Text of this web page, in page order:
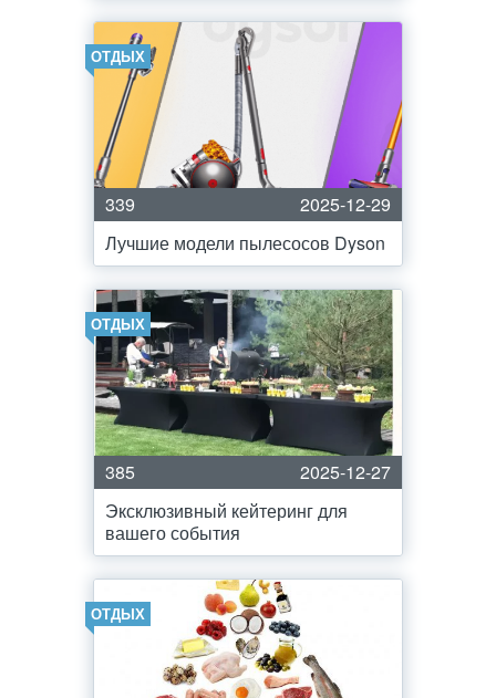
ОТДЫХ
339
2025-12-29
Лучшие модели пылесосов Dyson
ОТДЫХ
385
2025-12-27
Эксклюзивный кейтеринг для
вашего события
ОТДЫХ